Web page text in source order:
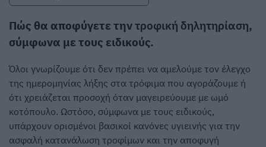
Πώς θα αποφύγετε τηντροφική δηλητηρίαση,
σύμφωνα με τους ειδικούς.
Όλοι γνωρίζουμε ότι δεν πρέπει να αμελούμε τον έλεγχο
της ημερομηνίας λήξης στα τρόφιμα που αγοράζουμε ή
ότι χρειάζεται προσοχή όταν μαγειρεύουμε με ωμό
κοτόπουλο. Ωστόσο, σύμφωνα με τους ειδικούς,
υπάρχουν ορισμένοι βασικοί κανόνες υγιεινής για την
ασφαλή κατανάλωση τροφίμων και την αποφυγή